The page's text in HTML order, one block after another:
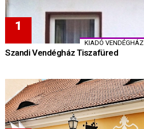
KIADÓ VENDÉGHÁZ
Szandi Vendégház Tiszafüred